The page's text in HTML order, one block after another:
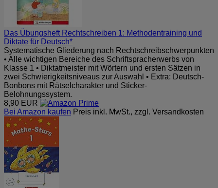
Das Übungsheft Rechtschreiben 1: Methodentraining und
Diktate für Deutsch*
Systematische Gliederung nach Rechtschreibschwerpunkten
• Alle wichtigen Bereiche des Schriftspracherwerbs von
Klasse 1 • Diktatmeister mit Wörtern und ersten Sätzen in
zwei Schwierigkeitsniveaus zur Auswahl • Extra: Deutsch-
Bonbons mit Rätselcharakter und Sticker-
Belohnungssystem.
8,90 EUR
Bei Amazon kaufen Preis inkl. MwSt., zzgl. Versandkosten